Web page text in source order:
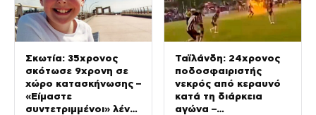
Σκωτία: 35χρονος
σκότωσε 9χρονη σε
χώρο κατασκήνωσης –
«Είμαστε
συντετριμμένοι» λένε
Ταϊλάνδη: 24χρονος
ποδοσφαιριστής
νεκρός από κεραυνό
κατά τη διάρκεια
αγώνα –